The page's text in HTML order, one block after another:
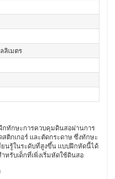
ลิเมตร
กทักษะการควบคุมดินสอผ่านการ
ติกเกอร์ และตัดกระดาษ ซึ่งทักษะ
นรู้ในระดับที่สูงขึ้น แบบฝึกหัดนี้ได้
หรับเด็กที่เพิ่งเริ่มหัดใช้ดินสอ